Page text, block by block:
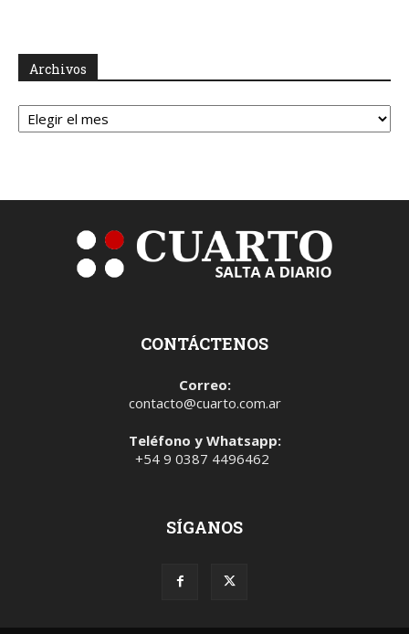
Archivos
Archivos
CONTÁCTENOS
Correo:
contacto@cuarto.com.ar
Teléfono y Whatsapp:
+54 9 0387 4496462
SÍGANOS